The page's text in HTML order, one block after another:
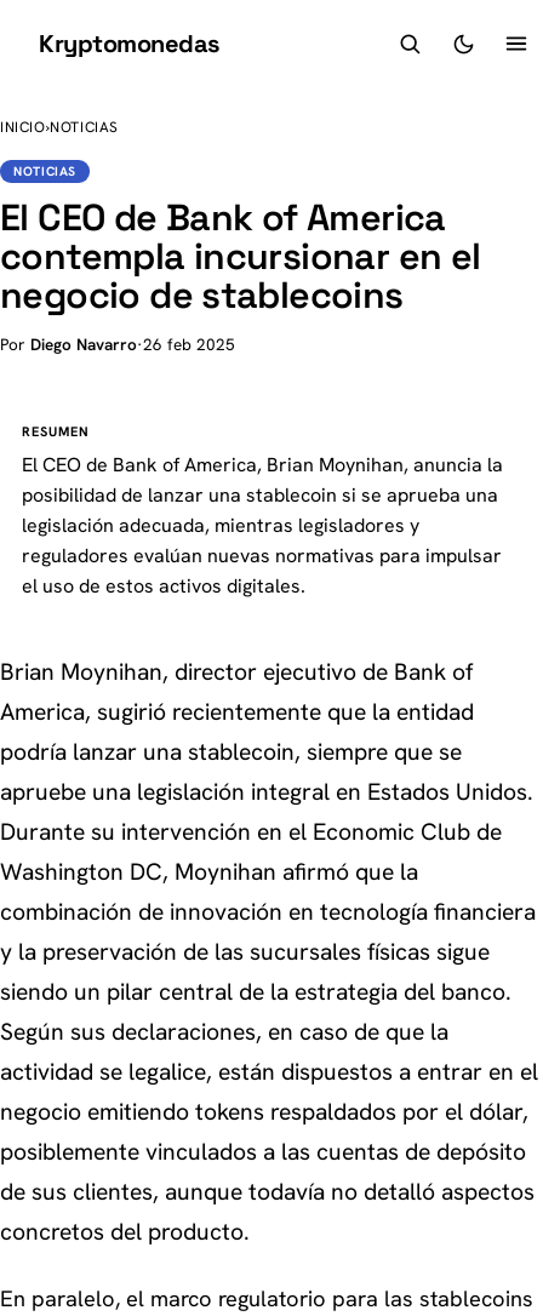
Kryptomonedas
INICIO›NOTICIAS
NOTICIAS
El CEO de Bank of America
contempla incursionar en el
negocio de stablecoins
Por Diego Navarro·26 feb 2025
RESUMEN
El CEO de Bank of America, Brian Moynihan, anuncia la
posibilidad de lanzar una stablecoin si se aprueba una
legislación adecuada, mientras legisladores y
reguladores evalúan nuevas normativas para impulsar
el uso de estos activos digitales.
Brian Moynihan, director ejecutivo de Bank of
America, sugirió recientemente que la entidad
podría lanzar una stablecoin, siempre que se
apruebe una legislación integral en Estados Unidos.
Durante su intervención en el Economic Club de
Washington DC, Moynihan afirmó que la
combinación de innovación en tecnología financiera
y la preservación de las sucursales físicas sigue
siendo un pilar central de la estrategia del banco.
Según sus declaraciones, en caso de que la
actividad se legalice, están dispuestos a entrar en el
negocio emitiendo tokens respaldados por el dólar,
posiblemente vinculados a las cuentas de depósito
de sus clientes, aunque todavía no detalló aspectos
concretos del producto.
En paralelo, el marco regulatorio para las stablecoins